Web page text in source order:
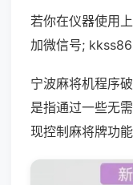
若你在仪器使用
加微信号;
宁波麻将机程序
是指通过一些无
现控制麻将牌功